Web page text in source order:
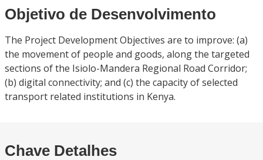
Objetivo de Desenvolvimento
The Project Development Objectives are to improve: (a)
the movement of people and goods, along the targeted
sections of the Isiolo-Mandera Regional Road Corridor;
(b) digital connectivity; and (c) the capacity of selected
transport related institutions in Kenya.
Chave Detalhes